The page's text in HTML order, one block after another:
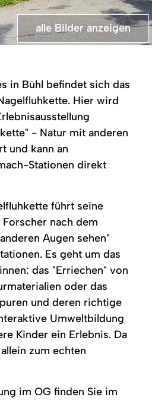
alle Bilder anzeigen
alle Bilder anzeigen
in Bühl befindet sich das
Hier wird
- Natur mit anderen
und kann an
Stationen direkt
führt seine
nach dem
Augen sehen"
Es geht um das
das "Erriechen" von
oder das
und deren richtige
Umweltbildung
Kinder ein Erlebnis. Da
zum echten
im OG finden Sie im